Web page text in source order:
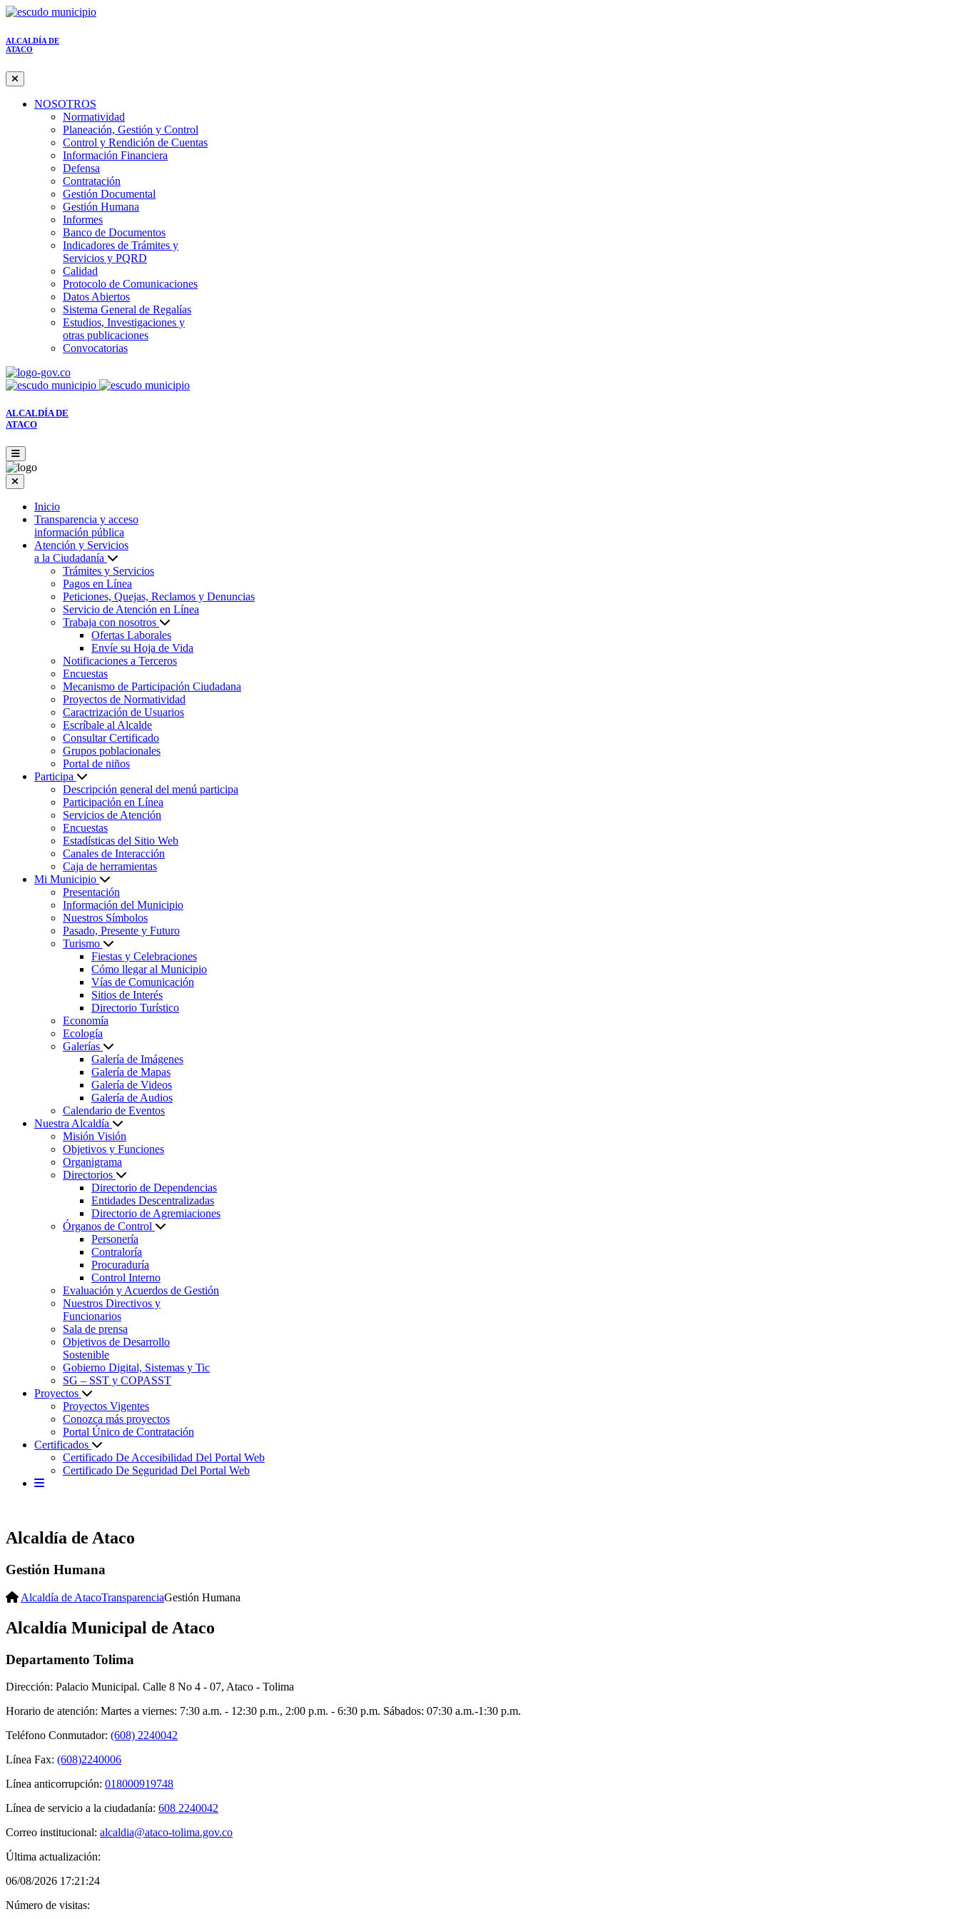
ALCALDÍA DE
ATACO
NOSOTROS
Normatividad
Planeación, Gestión y Control
Control y Rendición de Cuentas
Información Financiera
Defensa
Contratación
Gestión Documental
Gestión Humana
Informes
Banco de Documentos
Indicadores de Trámites y
Servicios y PQRD
Calidad
Protocolo de Comunicaciones
Datos Abiertos
Sistema General de Regalías
Estudios, Investigaciones y
otras publicaciones
Convocatorias
ALCALDÍA DE
ATACO
Inicio
Transparencia y acceso
información pública
Atención y Servicios
a la Ciudadanía
Trámites y Servicios
Pagos en Línea
Peticiones, Quejas, Reclamos y Denuncias
Servicio de Atención en Línea
Trabaja con nosotros
Ofertas Laborales
Envíe su Hoja de Vida
Notificaciones a Terceros
Encuestas
Mecanismo de Participación Ciudadana
Proyectos de Normatividad
Caractrización de Usuarios
Escríbale al Alcalde
Consultar Certificado
Grupos poblacionales
Portal de niños
Participa
Descripción general del menú participa
Participación en Línea
Servicios de Atención
Encuestas
Estadísticas del Sitio Web
Canales de Interacción
Caja de herramientas
Mi Municipio
Presentación
Información del Municipio
Nuestros Símbolos
Pasado, Presente y Futuro
Turismo
Fiestas y Celebraciones
Cómo llegar al Municipio
Vías de Comunicación
Sitios de Interés
Directorio Turístico
Economía
Ecología
Galerías
Galería de Imágenes
Galería de Mapas
Galería de Videos
Galería de Audios
Calendario de Eventos
Nuestra Alcaldía
Misión Visión
Objetivos y Funciones
Organigrama
Directorios
Directorio de Dependencias
Entidades Descentralizadas
Directorio de Agremiaciones
Órganos de Control
Personería
Contraloría
Procuraduría
Control Interno
Evaluación y Acuerdos de Gestión
Nuestros Directivos y
Funcionarios
Sala de prensa
Objetivos de Desarrollo
Sostenible
Gobierno Digital, Sistemas y Tic
SG – SST y COPASST
Proyectos
Proyectos Vigentes
Conozca más proyectos
Portal Único de Contratación
Certificados
Certificado De Accesibilidad Del Portal Web
Certificado De Seguridad Del Portal Web
Alcaldía de Ataco
Gestión Humana
Alcaldía de AtacoTransparenciaGestión Humana
Alcaldía Municipal de Ataco
Departamento Tolima
Dirección: Palacio Municipal. Calle 8 No 4 - 07, Ataco - Tolima
Horario de atención: Martes a viernes: 7:30 a.m. - 12:30 p.m., 2:00 p.m. - 6:30 p.m. Sábados: 07:30 a.m.-1:30 p.m.
Teléfono Conmutador: (608) 2240042
Línea Fax: (608)2240006
Línea anticorrupción: 018000919748
Línea de servicio a la ciudadanía: 608 2240042
Correo institucional: alcaldia@ataco-tolima.gov.co
Última actualización:
06/08/2026 17:21:24
Número de visitas: